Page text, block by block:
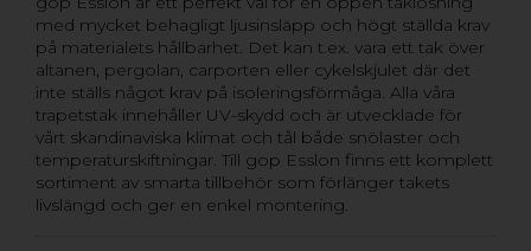
med mycket behagligt ljusinsläpp och högt ställda krav
på materialets hållbarhet. Det kan t.ex. vara ett tak över
altanen, pergolan, carporten eller cykelskjulet där det
inte ställs något krav på isoleringsförmåga. Alla våra
trapetstak innehåller UV-skydd och är utvecklade för
vårt skandinaviska klimat och tål både snölaster och
temperaturskiftningar. Till gop Esslon finns ett komplett
sortiment av smarta tillbehör som förlänger takets
livslängd och ger en enkel montering.